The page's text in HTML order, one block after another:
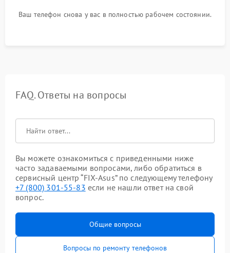
Ваш телефон снова у вас в полностью рабочем состоянии.
FAQ. Ответы на вопросы
Вы можете ознакомиться с приведенными ниже
часто задаваемыми вопросами, либо обратиться в
сервисный центр “FIX-Asus” по следующему телефону
+7 (800) 301-55-83 если не нашли ответ на свой
вопрос.
Общие вопросы
Вопросы по ремонту телефонов